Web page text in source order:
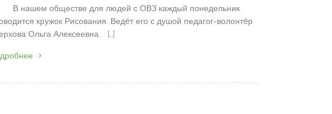
нашем обществе для людей с ОВЗ каждый понедельник
кружок Рисования. Ведëт его с душой педагог-волонтëр
Ольга Алексеевна. […]